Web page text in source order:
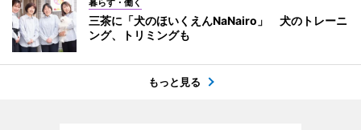
暮らす・働く
三茶に「犬のほいくえんNaNairo」 犬のトレーニ
ング、トリミングも
もっと見る